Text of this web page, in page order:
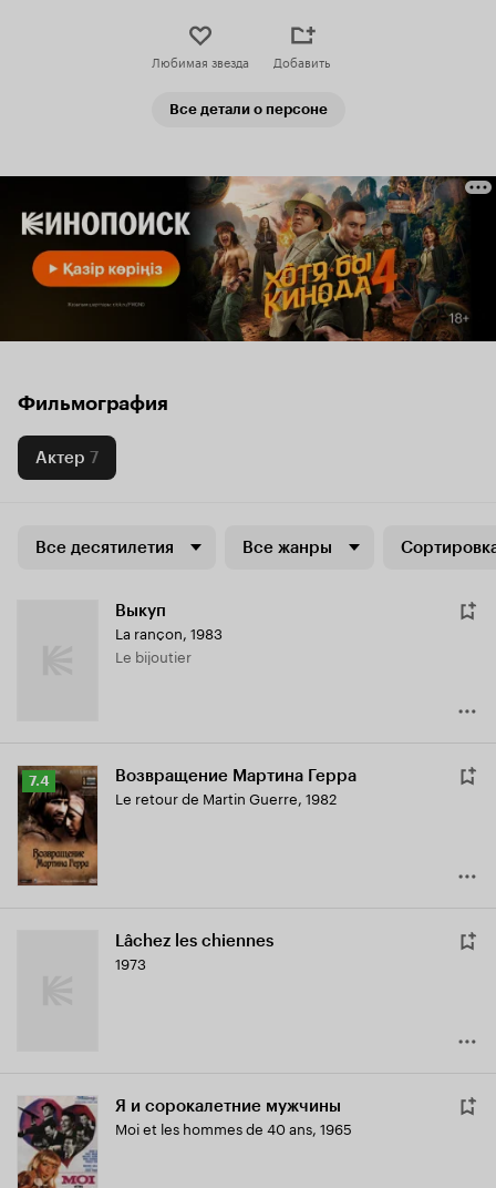
Любимая звезда Добавить
Все детали о персоне
Фильмография
Актер 7
Все десятилетия Все жанры
Выкуп
La rançon, 1983
Le bijoutier
Рейтинг
Кинопоиска
7.4
7.4 Возвращение Мартина Герра
Le retour de Martin Guerre, 1982
Lâchez les chiennes
1973
Я и сорокалетние мужчины
Moi et les hommes de 40 ans, 1965